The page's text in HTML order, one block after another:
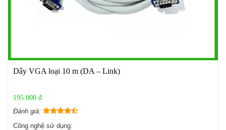
Dây VGA loại 10 m (DA – Link)
195.000 đ
Đánh giá:
Công nghệ sử dụng: